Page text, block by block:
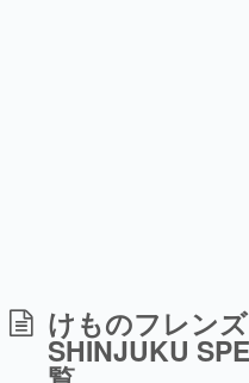
日本のモバイル
ルを網羅するほか
解説を掲載。約